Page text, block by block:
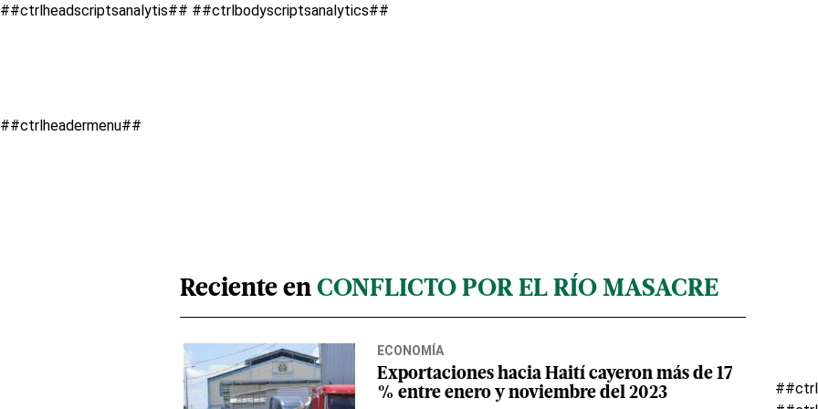
##ctrlheadscriptsanalytis## ##ctrlbodyscriptsanalytics##
##ctrlheadermenu##
Reciente en CONFLICTO POR EL RÍO MASACRE
ECONOMÍA
Exportaciones hacia Haití cayeron más de 17
% entre enero y noviembre del 2023